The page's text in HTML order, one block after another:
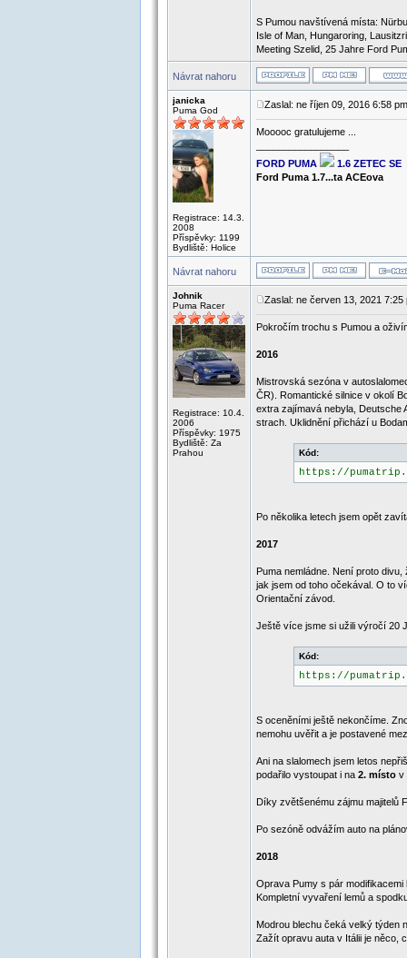
S Pumou navštívená místa:
Isle of Man, Hungaroring,
Meeting Szelid, 25 Jahre Ford
Návrat nahoru
janicka
Puma God
Registrace: 14.3.
2008
Příspěvky: 1199
Bydliště: Holice
Zaslal: ne říjen 09, 2016 6:58 pm
Mooooc gratulujeme ...
FORD PUMA
1.6 ZETEC SE
Ford Puma 1.7...ta ACEova
Návrat nahoru
Johnik
Puma Racer
Registrace: 10.4.
2006
Příspěvky: 1975
Bydliště: Za
Prahou
Zaslal: ne červen 13, 2021 7:25
Pokročím trochu s Pumou a
2016
Mistrovská sezóna v
ČR). Romantické silnice v okolí
extra zajímavá nebyla, Deutsche
strach. Uklidnění přichází u
Kód:
https://
Po několika letech jsem opět
2017
Puma nemládne. Není proto
jak jsem od toho očekával. O to
Orientační závod.
Ještě více jsme si užili výročí 20
Kód:
https://
S oceněními ještě nekončíme.
nemohu uvěřit a je postavené
Ani na slalomech jsem letos
podařilo vystoupat i na 2. místo v
Díky zvětšenému zájmu majitelů
Po sezóně odvážím auto na
2018
Oprava Pumy s pár
Kompletní vyvaření lemů a
Modrou blechu čeká velký týden
Zažít opravu auta v Itálii je něco,